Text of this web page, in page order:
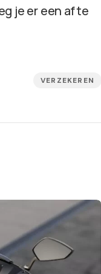
je er een af te
VERZEKEREN